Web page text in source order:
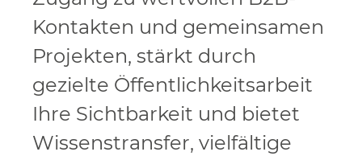
Kontakten und gemeinsamen
Projekten, stärkt durch
gezielte Öffentlichkeitsarbeit
Ihre Sichtbarkeit und bietet
Wissenstransfer, vielfältige